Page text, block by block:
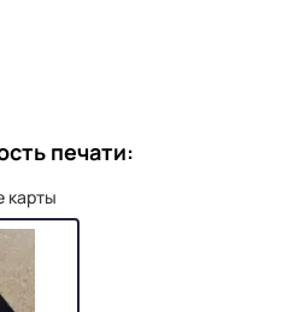
печати:
карты